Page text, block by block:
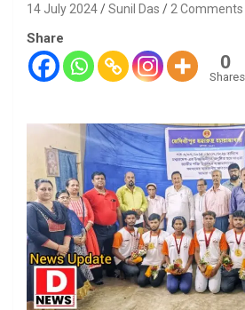
14 July 2024 Sunil Das 2 Comments
Share
0
Shares